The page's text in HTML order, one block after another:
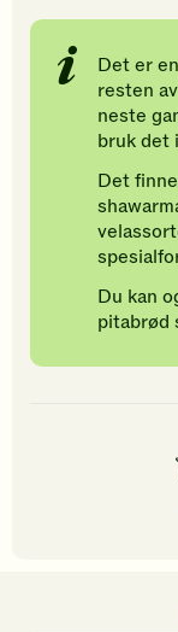
Det er
resten
neste
bruk det
Det
Du kan
pitabrød